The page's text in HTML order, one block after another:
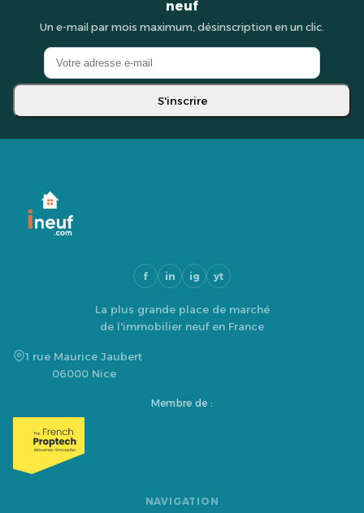
neuf
Un e-mail par mois maximum, désinscription en un clic.
S'inscrire
f in ig yt
La plus grande place de marché
de l'immobilier neuf en France
1 rue Maurice Jaubert
06000 Nice
Membre de :
NAVIGATION